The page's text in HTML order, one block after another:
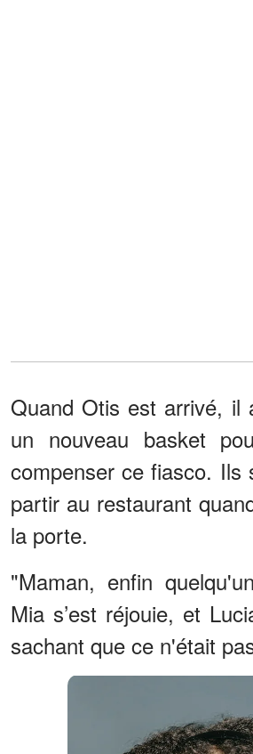
Quand Otis est arrivé, il
un nouveau basket
compenser ce fiasco. Ils
partir au restaurant
la porte.
"Maman, enfin
Mia s’est réjouie, et
sachant que ce n'était